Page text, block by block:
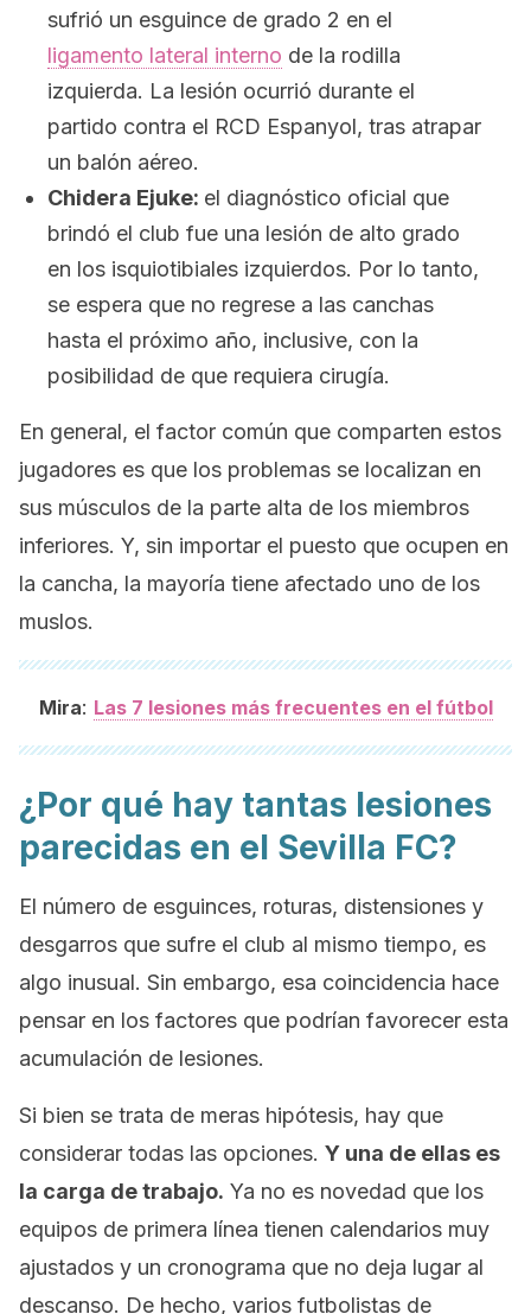
sufrió un esguince de grado 2 en el
ligamento lateral interno de la rodilla
izquierda. La lesión ocurrió durante el
partido contra el RCD Espanyol, tras atrapar
un balón aéreo.
Chidera Ejuke: el diagnóstico oficial que
brindó el club fue una lesión de alto grado
en los isquiotibiales izquierdos. Por lo tanto,
se espera que no regrese a las canchas
hasta el próximo año, inclusive, con la
posibilidad de que requiera cirugía.
En general, el factor común que comparten estos
jugadores es que los problemas se localizan en
sus músculos de la parte alta de los miembros
inferiores. Y, sin importar el puesto que ocupen en
la cancha, la mayoría tiene afectado uno de los
muslos.
Mira: Las 7 lesiones más frecuentes en el fútbol
¿Por qué hay tantas lesiones
parecidas en el Sevilla FC?
El número de esguinces, roturas, distensiones y
desgarros que sufre el club al mismo tiempo, es
algo inusual. Sin embargo, esa coincidencia hace
pensar en los factores que podrían favorecer esta
acumulación de lesiones.
Si bien se trata de meras hipótesis, hay que
considerar todas las opciones. Y una de ellas es
la carga de trabajo. Ya no es novedad que los
equipos de primera línea tienen calendarios muy
ajustados y un cronograma que no deja lugar al
descanso. De hecho, varios futbolistas de